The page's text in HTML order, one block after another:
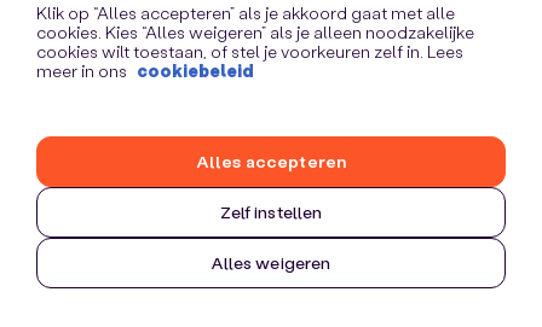
Klik op “Alles accepteren” als je akkoord gaat met alle
cookies. Kies “Alles weigeren” als je alleen noodzakelijke
cookies wilt toestaan, of stel je voorkeuren zelf in. Lees
meer in ons cookiebeleid
Zelf instellen
Alles weigeren
Alles accepteren